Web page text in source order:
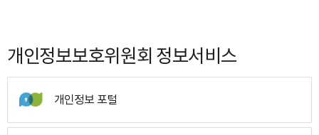
개인정보보호위원회 정보서비스
개인정보 포털